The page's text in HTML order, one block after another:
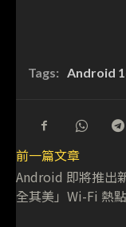
Tags: Android
前一篇文章
Android 即將推出
全其美」Wi-Fi 熱